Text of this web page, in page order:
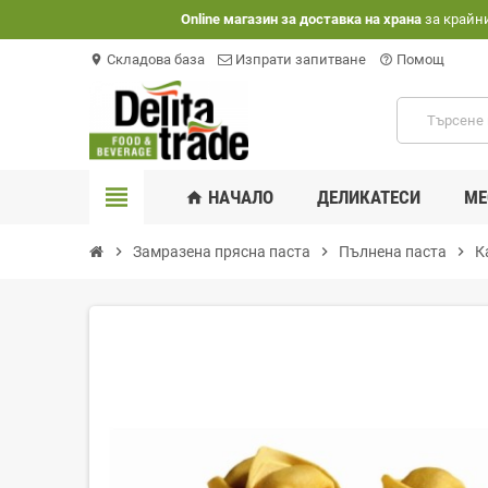
Оnline магазин за доставка на храназа
location_on Складова база Изпрати запитване help_outline Помощ
view_headline home НАЧАЛО ДЕЛИКАТЕСИ
chevron_right Замразена прясна паста chevron_right Пълнена паста chevron_right